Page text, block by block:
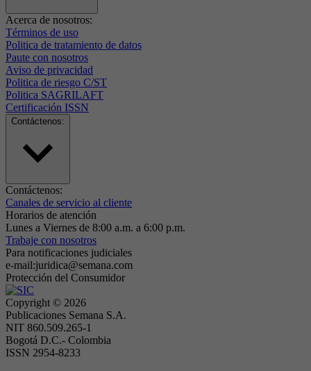
Acerca de nosotros:
Términos de uso
Politica de tratamiento de datos
Paute con nosotros
Aviso de privacidad
Politica de riesgo C/ST
Politica SAGRILAFT
Certificación ISSN
Contáctenos:
Contáctenos:
Canales de servicio al cliente
Horarios de atención
Lunes a Viernes de 8:00 a.m. a 6:00 p.m.
Trabaje con nosotros
Para notificaciones judiciales
e-mail:juridica@semana.com
Protección del Consumidor
Copyright © 2026
Publicaciones Semana S.A.
NIT 860.509.265-1
Bogotá D.C.- Colombia
ISSN 2954-8233